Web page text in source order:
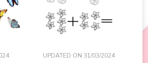
UPDATED ON 31/03/2024